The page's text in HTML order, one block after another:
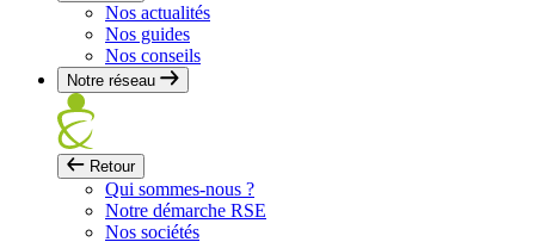
Nos actualités
Nos guides
Nos conseils
Notre réseau
Retour
Qui sommes-nous ?
Notre démarche RSE
Nos sociétés